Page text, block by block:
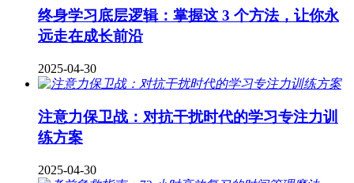
终身学习底层逻辑：掌握这 3 个方法，让你永
远走在成长前沿
2025-04-30
注意力保卫战：对抗干扰时代的学习专注力训
练方案
2025-04-30